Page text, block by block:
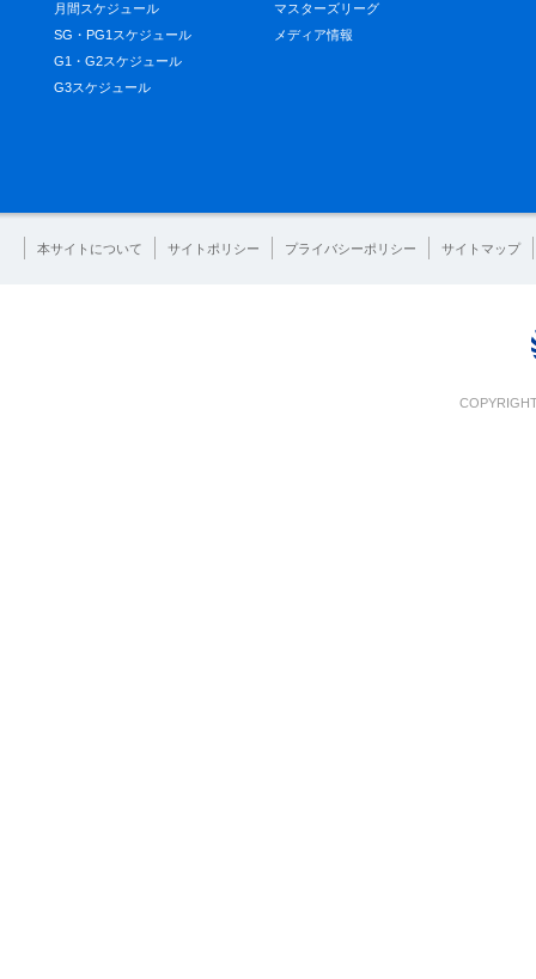
月間スケジュール
SG・PG1スケジュール
G1・G2スケジュール
G3スケジュール
マスターズリーグ
メディア情報
本サイトについて サイトポリシー プライバシーポリシー サイトマップ